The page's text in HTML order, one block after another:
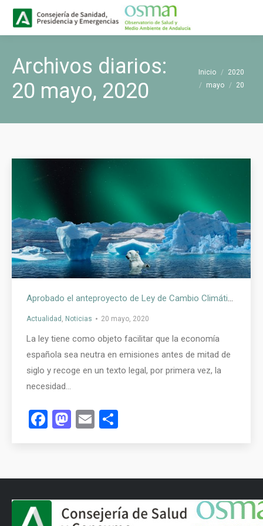
Archivos diarios:
20 mayo, 2020
Estás aquí:
Inicio
2020
mayo
20
Aprobado el anteproyecto de Ley de Cambio Climático y Transición Energética
Actualidad , Noticias 20 mayo, 2020
La ley tiene como objeto facilitar que la economía
española sea neutra en emisiones antes de mitad de
siglo y recoge en un texto legal, por primera vez, la
necesidad…
Facebook
Mastodon
Email